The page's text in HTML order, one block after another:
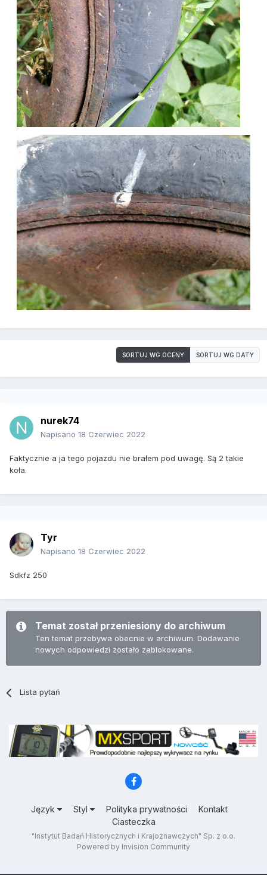
SORTUJ WG OCENY SORTUJ WG DATY
nurek74
Napisano 18 Czerwiec 2022
Faktycznie a ja tego pojazdu nie brałem pod uwagę. Są 2 takie
koła.
Tyr
Napisano 18 Czerwiec 2022
Sdkfz 250
Temat został przeniesiony do archiwum
Ten temat przebywa obecnie w archiwum. Dodawanie
nowych odpowiedzi zostało zablokowane.
Lista pytań
Język Styl Polityka prywatności
Kontakt
Ciasteczka
"Instytut Badań Historycznych i Krajoznawczych" Sp. z o.o.
Powered by Invision Community